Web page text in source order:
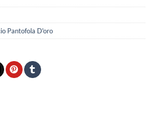
Pantofola D'oro